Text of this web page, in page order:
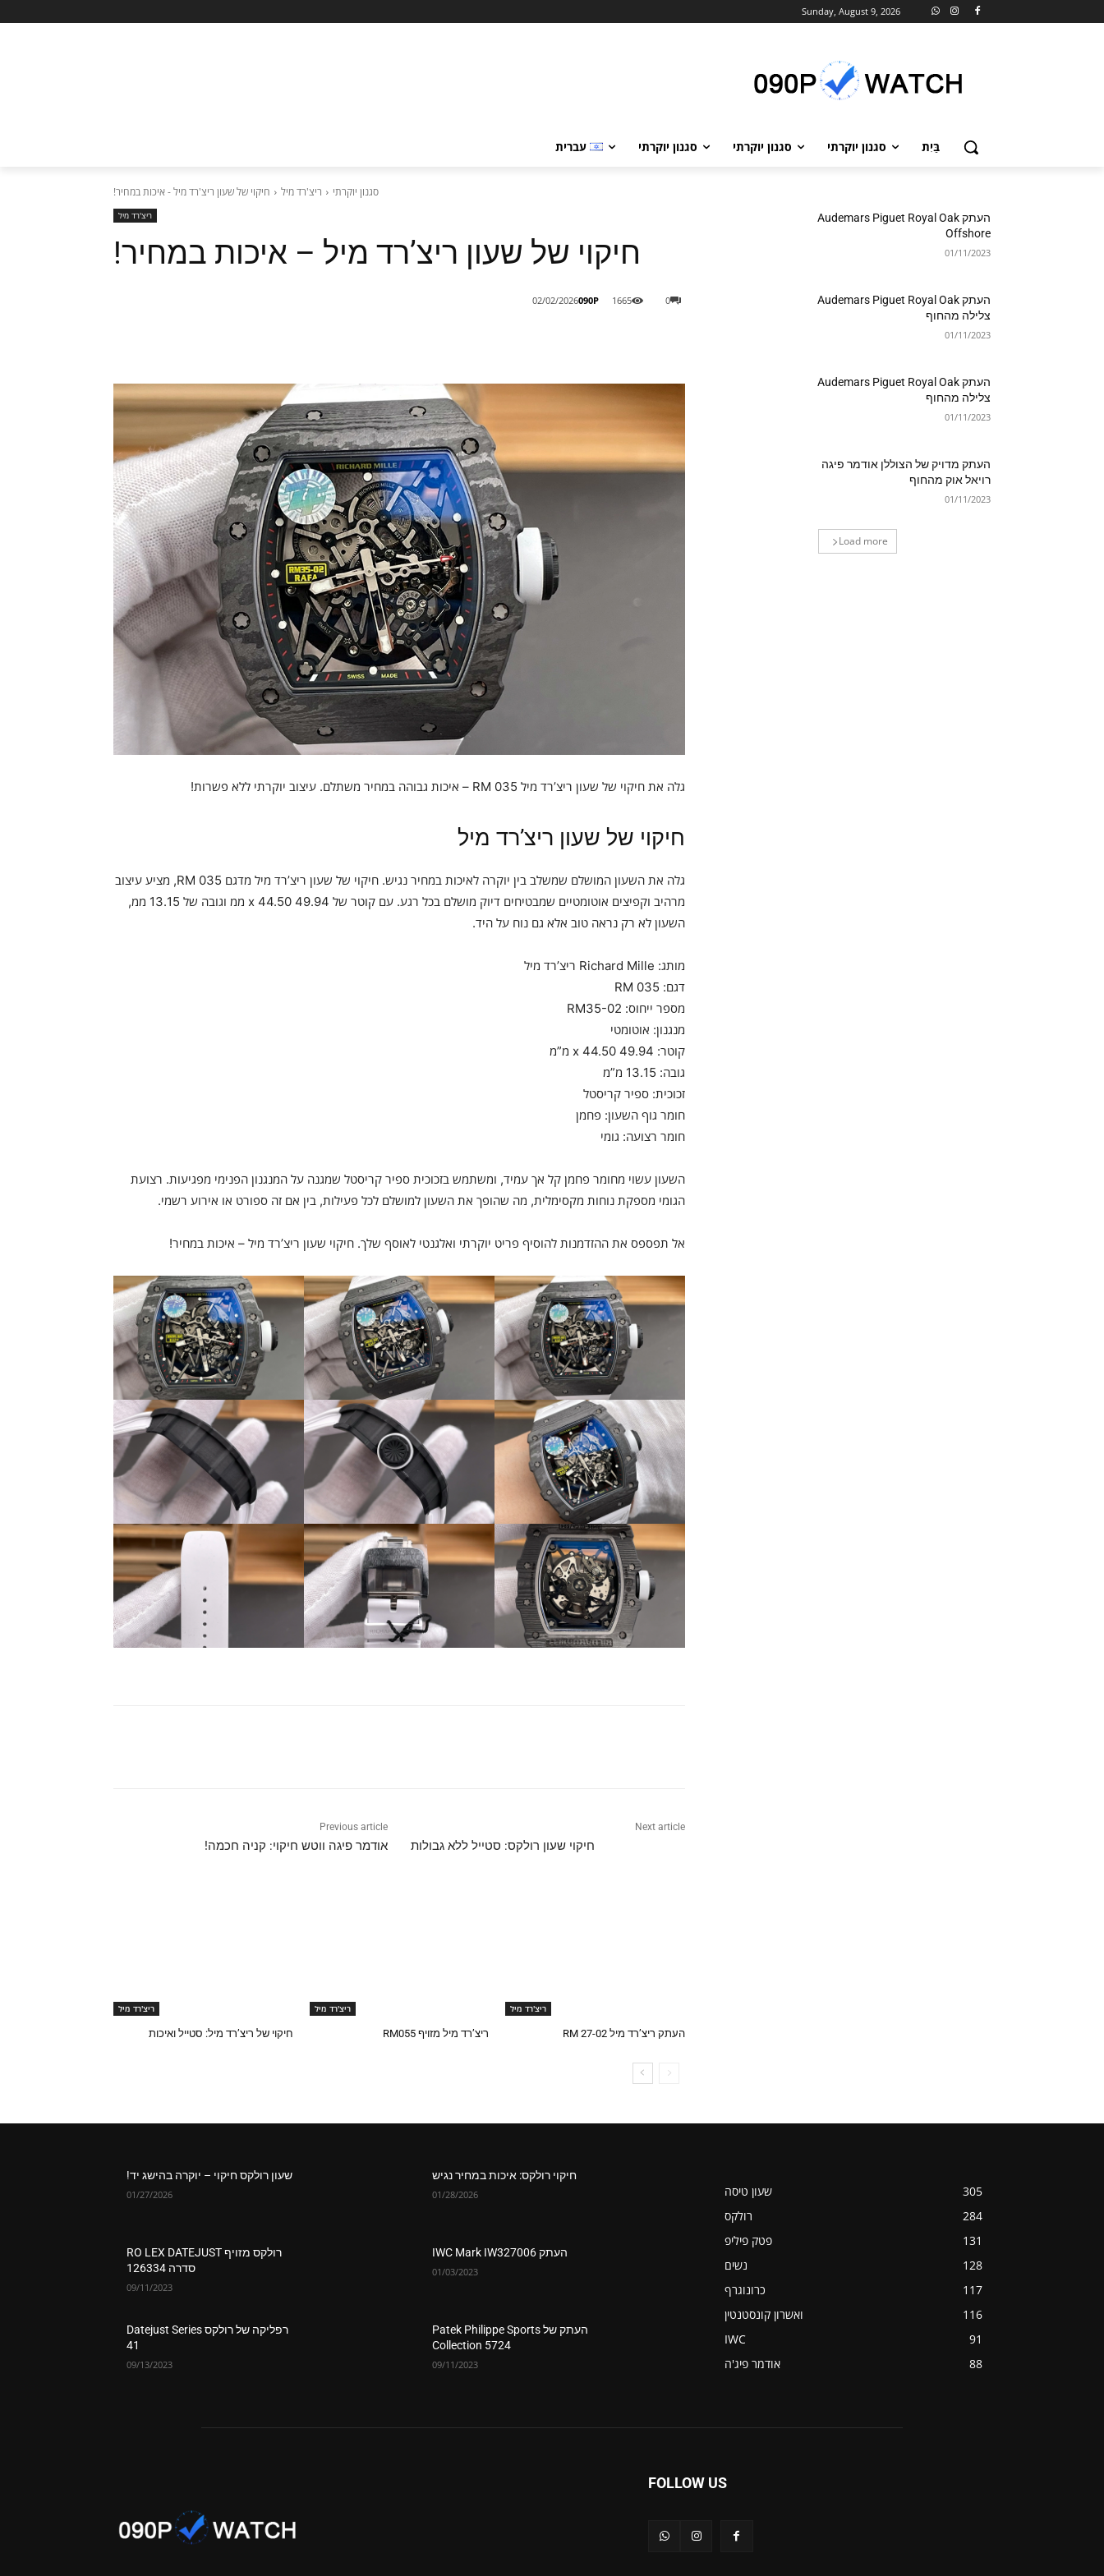
Sunday, August 9, 2026
בַּיִת סגנון יוקרתי סגנון יוקרתי סגנון יוקרתי עברית
סגנון יוקרתי ריצ'רד מיל חיקוי של שעון ריצ'רד מיל - איכות במחיר!
ריצ'רד מיל
חיקוי של שעון ריצ’רד מיל – איכות במחיר!
090P
02/02/2026 0
1665
גלה את חיקוי של שעון ריצ’רד מיל RM 035 – איכות גבוהה במחיר משתלם. עיצוב יוקרתי ללא פשרות!
חיקוי של שעון ריצ’רד מיל
גלה את השעון המושלם שמשלב בין יוקרה לאיכות במחיר נגיש. חיקוי של שעון ריצ’רד מיל מדגם RM 035, מציע עיצוב
מרהיב וקפיצים אוטומטיים שמבטיחים דיוק מושלם בכל רגע. עם קוטר של 49.94 x 44.50 ממ וגובה של 13.15 ממ,
השעון לא רק נראה טוב אלא גם נוח על היד.
מותג: Richard Mille ריצ’רד מיל
דגם: RM 035
מספר ייחוס: RM35-02
מנגנון: אוטומטי
קוטר: 49.94 x 44.50 מ”מ
גובה: 13.15 מ”מ
זכוכית: ספיר קריסטל
חומר גוף השעון: פחמן
חומר רצועה: גומי
השעון עשוי מחומר פחמן קל אך עמיד, ומשתמש בזכוכית ספיר קריסטל שמגנה על המנגנון הפנימי מפגיעות. רצועת
הגומי מספקת נוחות מקסימלית, מה שהופך את השעון למושלם לכל פעילות, בין אם זה ספורט או אירוע רשמי.
אל תפספס את ההזדמנות להוסיף פריט יוקרתי ואלגנטי לאוסף שלך. חיקוי שעון ריצ’רד מיל – איכות במחיר!
Previous article
אודמר פיגה ווטש חיקוי: קניה חכמה!
Next article
חיקוי שעון רולקס: סטייל ללא גבולות
ריצ'רד מיל
העתק ריצ’רד מיל RM 27-02
ריצ'רד מיל
ריצ’רד מיל מזויף RM055
ריצ'רד מיל
חיקוי של ריצ’רד מיל: סטייל ואיכות
העתק Audemars Piguet Royal Oak
Offshore
01/11/2023
העתק Audemars Piguet Royal Oak
צלילה מהחוף
01/11/2023
העתק Audemars Piguet Royal Oak
צלילה מהחוף
01/11/2023
העתק מדויק של הצוללן אודמר פיגה
רויאל אוק מהחוף
01/11/2023
Load more
שעון רולקס חיקוי – יוקרה בהישג יד!
01/27/2026
רולקס מזויף RO LEX DATEJUST
סדרה 126334
09/11/2023
רפליקה של רולקס Datejust Series
41
09/13/2023
חיקוי רולקס: איכות במחיר נגיש
01/28/2026
העתק IWC Mark IW327006
01/03/2023
העתק של Patek Philippe Sports
Collection 5724
09/11/2023
שעון טיסה
305
רולקס
284
פטק פיליפ
131
נשים
128
כרונוגרף
117
ואשרון קונסטנטין
116
IWC
91
אודמר פיג'ה
88
FOLLOW US